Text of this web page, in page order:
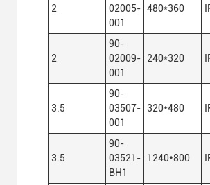
2
02005-
001
480*360
2
90-
02009-
001
240*320
3.5
90-
03507-
001
320*480
3.5
90-
03521-
BH1
1240*800